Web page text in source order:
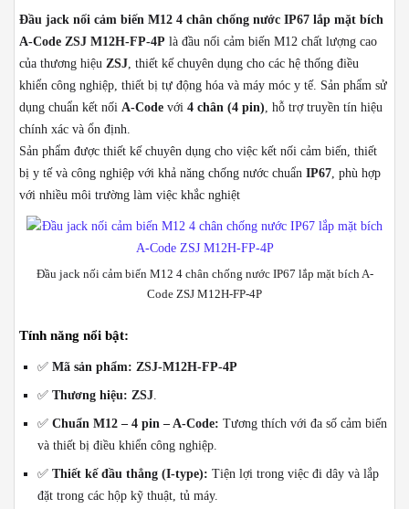
M12H-
FP-
4P
số
lượng
Đầu jack nối cảm biến M12 4 chân chống nước IP67 lắp mặt bích
A-Code ZSJ M12H-FP-4P là đầu nối cảm biến M12 chất lượng cao
của thương hiệu ZSJ , thiết kế chuyên dụng cho các hệ thống điều
khiển công nghiệp, thiết bị tự động hóa và máy móc y tế. Sản phẩm sử
dụng chuẩn kết nối A-Code với 4 chân (4 pin) , hỗ trợ truyền tín hiệu
chính xác và ổn định.
Sản phẩm được thiết kế chuyên dụng cho việc kết nối cảm biến, thiết
bị y tế và công nghiệp với khả năng chống nước chuẩn IP67 , phù hợp
với nhiều môi trường làm việc khắc nghiệt
Đầu jack nối cảm biến M12 4 chân chống nước IP67 lắp mặt bích A-
Code ZSJ M12H-FP-4P
Tính năng nổi bật:
✅ Mã sản phẩm: ZSJ-M12H-FP-4P
✅ Thương hiệu: ZSJ
✅ Chuẩn M12 – 4 pin – A-Code: Tương thích với đa số cảm biến
và thiết bị điều khiển công nghiệp.
✅ Thiết kế đầu thẳng (I-type): Tiện lợi trong việc đi dây và lắp
đặt trong các hộp kỹ thuật, tủ máy.